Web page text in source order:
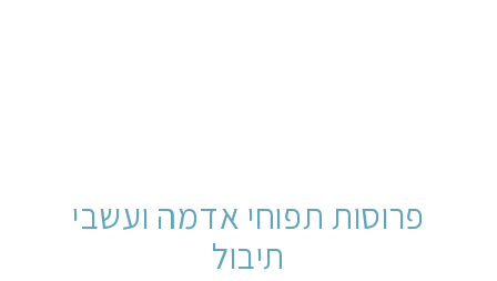
פרוסות תפוחי אדמה ועשבי
תיבול